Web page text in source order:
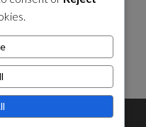
jedinečné